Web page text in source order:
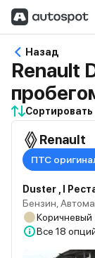
Назад
Renault
Renault
ПТС
Duster , I
Бензин,
Коричневый
Все 18